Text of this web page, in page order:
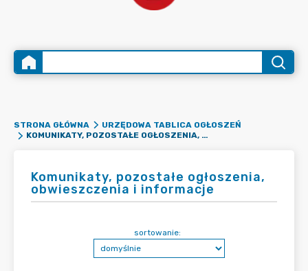
STRONA GŁÓWNA
URZĘDOWA TABLICA OGŁOSZEŃ
KOMUNIKATY, POZOSTAŁE OGŁOSZENIA, OBWIESZCZENIA I INFORMACJE
Komunikaty, pozostałe ogłoszenia,
obwieszczenia i informacje
sortowanie: